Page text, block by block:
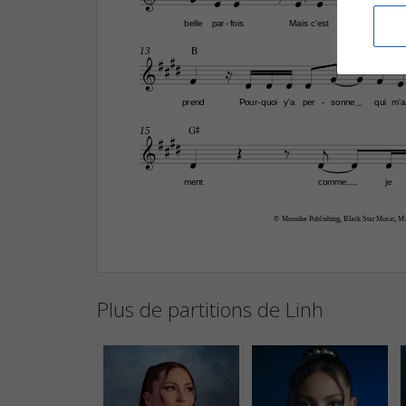
© Mousike Publishing, Black Star Music,
belle par fois
- Mais c'est
prend Pour quoi
- y'a per sonne
- qui
13
ment comme je
15
 B
 G©
         
     
Plus de partitions de Linh